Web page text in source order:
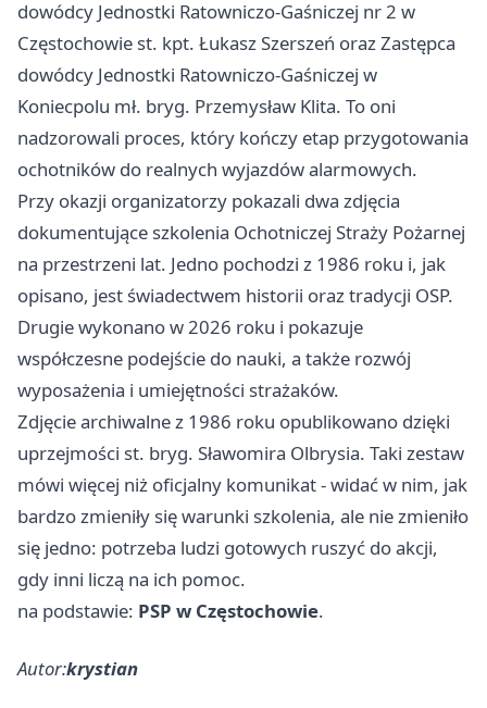
dowódcy Jednostki Ratowniczo-Gaśniczej nr 2 w
Częstochowie st. kpt. Łukasz Szerszeń oraz Zastępca
dowódcy Jednostki Ratowniczo-Gaśniczej w
Koniecpolu mł. bryg. Przemysław Klita. To oni
nadzorowali proces, który kończy etap przygotowania
ochotników do realnych wyjazdów alarmowych.
Przy okazji organizatorzy pokazali dwa zdjęcia
dokumentujące szkolenia Ochotniczej Straży Pożarnej
na przestrzeni lat. Jedno pochodzi z 1986 roku i, jak
opisano, jest świadectwem historii oraz tradycji OSP.
Drugie wykonano w 2026 roku i pokazuje
współczesne podejście do nauki, a także rozwój
wyposażenia i umiejętności strażaków.
Zdjęcie archiwalne z 1986 roku opublikowano dzięki
uprzejmości st. bryg. Sławomira Olbrysia. Taki zestaw
mówi więcej niż oficjalny komunikat - widać w nim, jak
bardzo zmieniły się warunki szkolenia, ale nie zmieniło
się jedno: potrzeba ludzi gotowych ruszyć do akcji,
gdy inni liczą na ich pomoc.
na podstawie: PSP w Częstochowie.
Autor:krystian